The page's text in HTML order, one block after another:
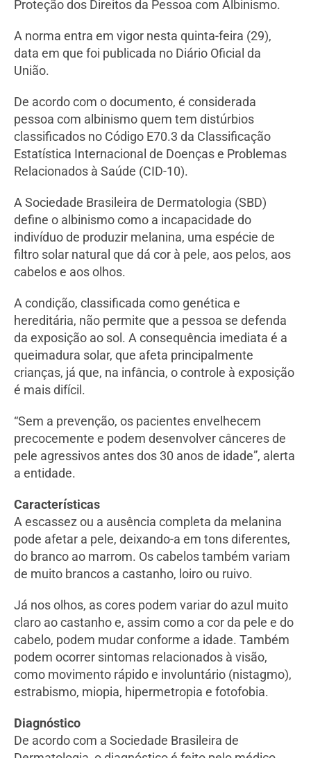
Proteção dos Direitos da Pessoa com Albinismo.
A norma entra em vigor nesta quinta-feira (29),
data em que foi publicada no Diário Oficial da
União.
De acordo com o documento, é considerada
pessoa com albinismo quem tem distúrbios
classificados no Código E70.3 da Classificação
Estatística Internacional de Doenças e Problemas
Relacionados à Saúde (CID-10).
A Sociedade Brasileira de Dermatologia (SBD)
define o albinismo como a incapacidade do
indivíduo de produzir melanina, uma espécie de
filtro solar natural que dá cor à pele, aos pelos, aos
cabelos e aos olhos.
A condição, classificada como genética e
hereditária, não permite que a pessoa se defenda
da exposição ao sol. A consequência imediata é a
queimadura solar, que afeta principalmente
crianças, já que, na infância, o controle à exposição
é mais difícil.
“Sem a prevenção, os pacientes envelhecem
precocemente e podem desenvolver cânceres de
pele agressivos antes dos 30 anos de idade”, alerta
a entidade.
Características
A escassez ou a ausência completa da melanina
pode afetar a pele, deixando-a em tons diferentes,
do branco ao marrom. Os cabelos também variam
de muito brancos a castanho, loiro ou ruivo.
Já nos olhos, as cores podem variar do azul muito
claro ao castanho e, assim como a cor da pele e do
cabelo, podem mudar conforme a idade. Também
podem ocorrer sintomas relacionados à visão,
como movimento rápido e involuntário (nistagmo),
estrabismo, miopia, hipermetropia e fotofobia.
Diagnóstico
De acordo com a Sociedade Brasileira de